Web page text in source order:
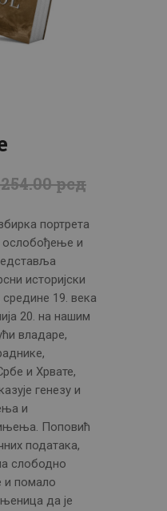
.00рсд
портрета
ослобођење и
историјски
19. века
20. на нашим
владаре,
и Хрвате,
генезу и
и
Поповић
података,
слободно
и помало
да је